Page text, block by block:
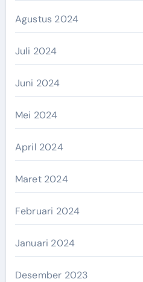
Agustus 2024
Juli 2024
Juni 2024
Mei 2024
April 2024
Maret 2024
Februari 2024
Januari 2024
Desember 2023